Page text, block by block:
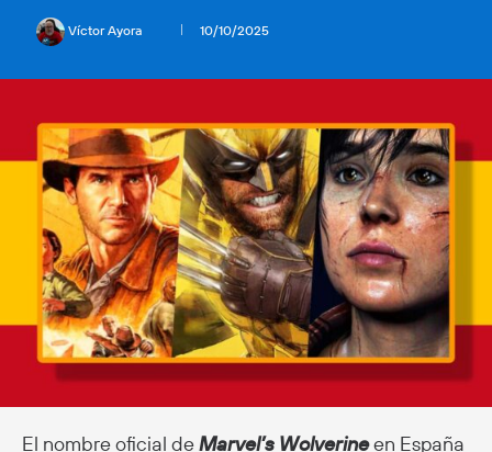
Víctor Ayora 10/10/2025
El nombre oficial deMarvel’s Wolverineen España